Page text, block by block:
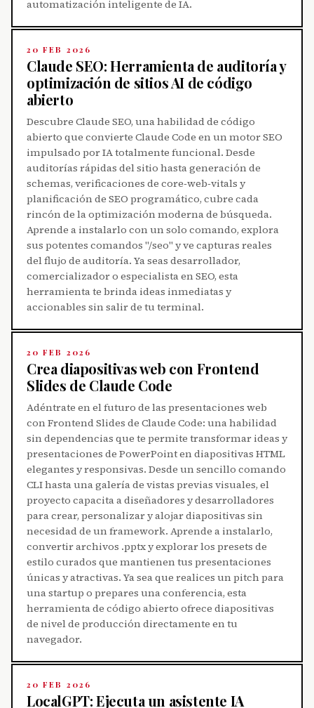
automatización inteligente de IA.
20 FEB 2026
Claude SEO: Herramienta de auditoría y
optimización de sitios AI de código
abierto
Descubre Claude SEO, una habilidad de código
abierto que convierte Claude Code en un motor SEO
impulsado por IA totalmente funcional. Desde
auditorías rápidas del sitio hasta generación de
schemas, verificaciones de core‑web‑vitals y
planificación de SEO programático, cubre cada
rincón de la optimización moderna de búsqueda.
Aprende a instalarlo con un solo comando, explora
sus potentes comandos "/seo" y ve capturas reales
del flujo de auditoría. Ya seas desarrollador,
comercializador o especialista en SEO, esta
herramienta te brinda ideas inmediatas y
accionables sin salir de tu terminal.
20 FEB 2026
Crea diapositivas web con Frontend
Slides de Claude Code
Adéntrate en el futuro de las presentaciones web
con Frontend Slides de Claude Code: una habilidad
sin dependencias que te permite transformar ideas y
presentaciones de PowerPoint en diapositivas HTML
elegantes y responsivas. Desde un sencillo comando
CLI hasta una galería de vistas previas visuales, el
proyecto capacita a diseñadores y desarrolladores
para crear, personalizar y alojar diapositivas sin
necesidad de un framework. Aprende a instalarlo,
convertir archivos .pptx y explorar los presets de
estilo curados que mantienen tus presentaciones
únicas y atractivas. Ya sea que realices un pitch para
una startup o prepares una conferencia, esta
herramienta de código abierto ofrece diapositivas
de nivel de producción directamente en tu
navegador.
20 FEB 2026
LocalGPT: Ejecuta un asistente IA